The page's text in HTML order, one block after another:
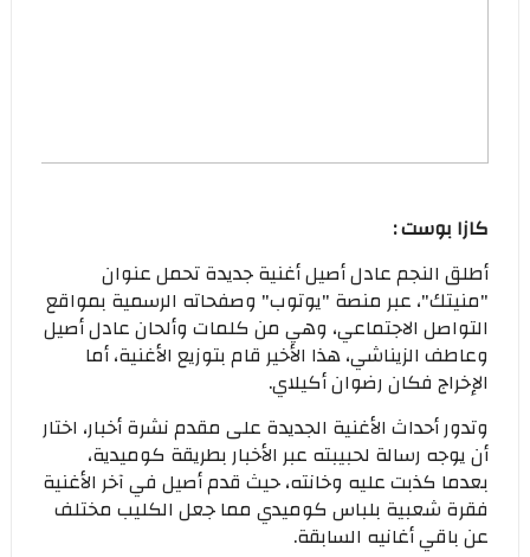
كازا بوست :
أطلق النجم عادل أصيل أغنية جديدة تحمل عنوان
"منيتك"، عبر منصة "يوتوب" وصفحاته الرسمية بمواقع
التواصل الاجتماعي، وهي من كلمات وألحان عادل أصيل
وعاطف الزيناشي، هذا الأخير قام بتوزيع الأغنية، أما
الإخراج فكان رضوان أكيلاي.
وتدور أحداث الأغنية الجديدة على مقدم نشرة أخبار، اختار
أن يوجه رسالة لحبيبته عبر الأخبار بطريقة كوميدية،
بعدما كذبت عليه وخانته، حيث قدم أصيل في آخر الأغنية
فقرة شعبية بلباس كوميدي مما جعل الكليب مختلف
عن باقي أغانيه السابقة.